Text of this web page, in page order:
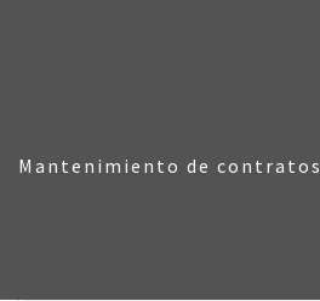
Mantenimiento de contratos